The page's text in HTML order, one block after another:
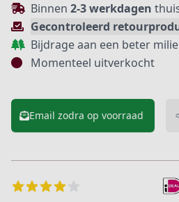
Binnen 2-3 werkdagen
Gecontroleerd
Bijdrage aan een beter
Momenteel uitverkocht
Email zodra op voorraad